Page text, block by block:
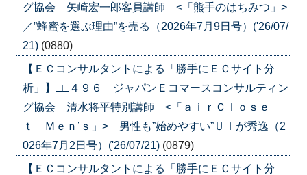
グ協会 矢崎宏一郎客員講師 <「熊手のはちみつ」>
／”蜂蜜を選ぶ理由”を売る（2026年7月9日号）('26/07/
21) (0880)
【ＥＣコンサルタントによる「勝手にＥＣサイト分
析」】□□４９６ ジャパンＥコマースコンサルティン
グ協会 清水将平特別講師 <「ａｉｒＣｌｏｓｅ
ｔ Ｍｅｎ’ｓ」> 男性も”始めやすい”ＵＩが秀逸（2
026年7月2日号）('26/07/21) (0879)
【ＥＣコンサルタントによる「勝手にＥＣサイト分